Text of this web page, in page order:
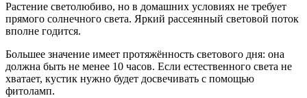
Растение светолюбиво, но в домашних условиях не требует
прямого солнечного света. Яркий рассеянный световой поток
вполне годится.
Большее значение имеет протяжённость светового дня: она
должна быть не менее 10 часов. Если естественного света не
хватает, кустик нужно будет досвечивать с помощью
фитоламп.